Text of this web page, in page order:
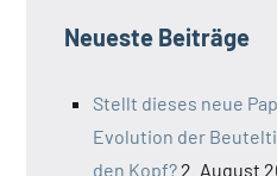
Neueste Beiträge
Stellt dieses neue
Evolution der
den Kopf? 2. August